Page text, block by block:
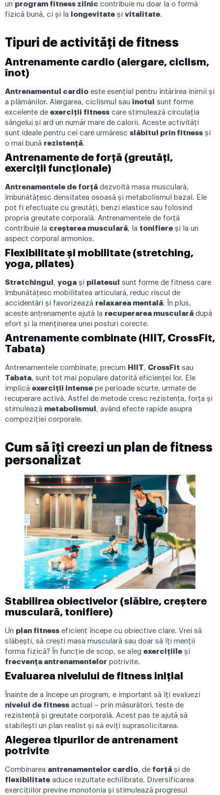
un program fitness zilnic contribuie nu doar la o formă
fizică bună, ci și la
longevitate și vitalitate.
Tipuri de activități de fitness
Antrenamente cardio (alergare, ciclism,
înot)
Antrenamentul cardio este esențial pentru întărirea inimii și
a plămânilor. Alergarea, ciclismul sau înotul
sunt forme
excelente de exerciții fitness care stimulează circulația
sângelui și ard un număr mare de calorii. Aceste activități
sunt ideale pentru cei care urmăresc slăbitul prin fitness și
o mai bună rezistență.
Antrenamente de forță (greutăți,
exerciții funcționale)
Antrenamentele de forță dezvoltă masa musculară,
îmbunătățesc densitatea osoasă și metabolismul bazal. Ele
pot fi efectuate cu greutăți, benzi elastice sau folosind
propria greutate corporală. Antrenamentele de forță
contribuie la creșterea musculară, la tonifiere și la un
aspect corporal armonios.
Flexibilitate și mobilitate (stretching,
yoga, pilates)
Stretchingul , yoga și pilatesul
sunt forme de fitness care
îmbunătățesc mobilitatea articulară, reduc riscul de
accidentări și favorizează relaxarea mentală. În plus,
aceste antrenamente ajută la recuperarea musculară după
efort și la menținerea unei posturi corecte.
Antrenamente combinate (HIIT, CrossFit,
Tabata)
Antrenamentele combinate, precum HIIT, CrossFit sau
Tabata, sunt tot mai populare datorită eficienței lor. Ele
implică exerciții intense pe perioade scurte, urmate de
recuperare activă. Astfel de metode cresc rezistența, forța și
stimulează metabolismul , având efecte rapide asupra
compoziției corporale.
Cum să îți creezi un plan de fitness
personalizat
Stabilirea obiectivelor (slăbire, creștere
musculară, tonifiere)
Un plan fitness eficient începe cu obiective clare. Vrei să
slăbești, să crești masa musculară sau doar să îți menții
forma fizică? În funcție de scop, se aleg exercițiile și
frecvența antrenamentelor potrivite.
Evaluarea nivelului de fitness inițial
Înainte de a începe un program, e important să îți evaluezi
nivelul de fitness actual – prin măsurători, teste de
rezistență și greutate corporală. Acest pas te ajută să
stabilești un plan realist și să eviți suprasolicitarea.
Alegerea tipurilor de antrenament
potrivite
Combinarea antrenamentelor cardio, de forță și de
flexibilitate aduce rezultate echilibrate. Diversificarea
exercițiilor previne monotonia și stimulează progresul